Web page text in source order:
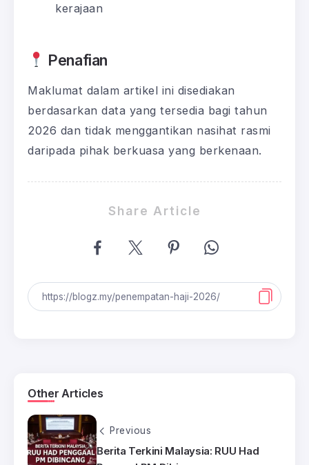
kerajaan
Penafian
Maklumat dalam artikel ini disediakan
berdasarkan data yang tersedia bagi tahun
2026 dan tidak menggantikan nasihat rasmi
daripada pihak berkuasa yang berkenaan.
Share Article
Other Articles
Previous
Berita Terkini Malaysia: RUU Had